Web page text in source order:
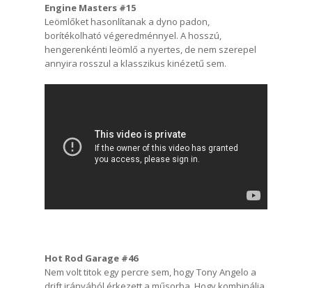
Engine Masters #15
Leömlőket hasonlítanak a dyno padon,
borítékolható végeredménnyel. A hosszú,
hengerenkénti leömlő a nyertes, de nem szerepel
annyira rosszul a klasszikus kinézetű sem.
Hot Rod Garage #46
Nem volt titok egy percre sem, hogy Tony Angelo a